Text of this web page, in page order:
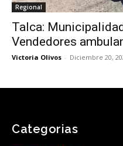
Regional
Talca:
Vendedores
Victoria Olivos - Diciembre 20,
Categorias